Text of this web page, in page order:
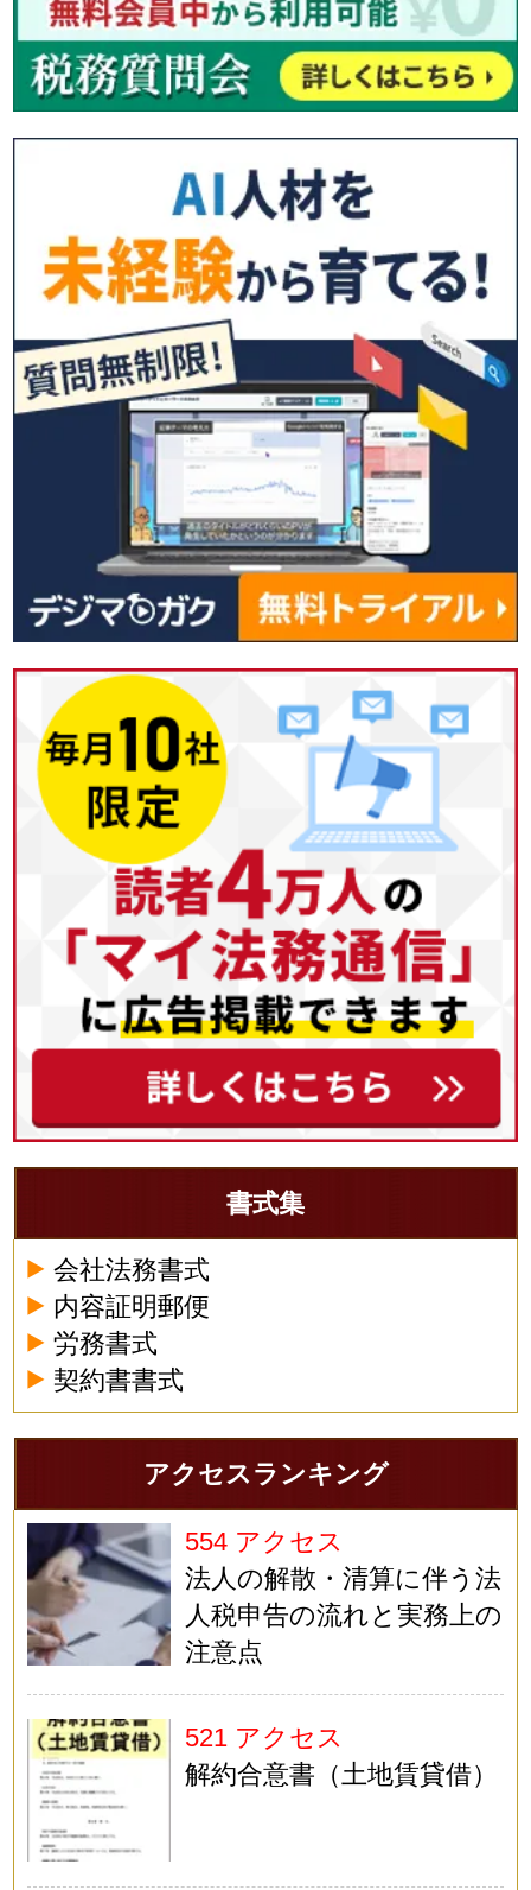
書式集
会社法務書式
内容証明郵便
労務書式
契約書書式
アクセスランキング
554 アクセス
法人の解散・清算に伴う法
人税申告の流れと実務上の
注意点
521 アクセス
解約合意書（土地賃貸借）